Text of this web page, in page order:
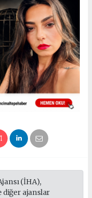
(İHA),
diğer ajanslar